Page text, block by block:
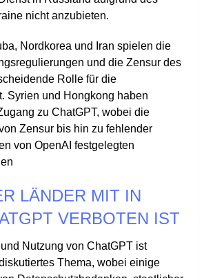
nicht anzubieten.
Nordkorea und Iran spielen die
und die Zensur des
Rolle für die
Syrien und Hongkong haben
zu ChatGPT, wobei die
Zensur bis hin zu fehlender
von OpenAI festgelegten
LÄNDER MIT IN
VERBOTEN IST
Nutzung von ChatGPT ist
Thema, wobei einige